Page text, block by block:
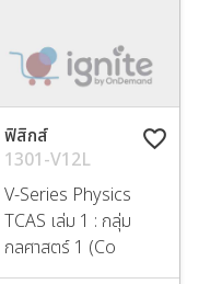
favorite_border
ฟิสิกส์
1301-V12L
V-Series Physics
TCAS เล่ม 1 : กลุ่ม
กลศาสตร์ 1 (Co